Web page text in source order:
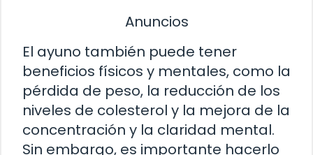
Anuncios
El ayuno también puede tener
beneficios físicos y mentales, como la
pérdida de peso, la reducción de los
niveles de colesterol y la mejora de la
concentración y la claridad mental.
Sin embargo, es importante hacerlo